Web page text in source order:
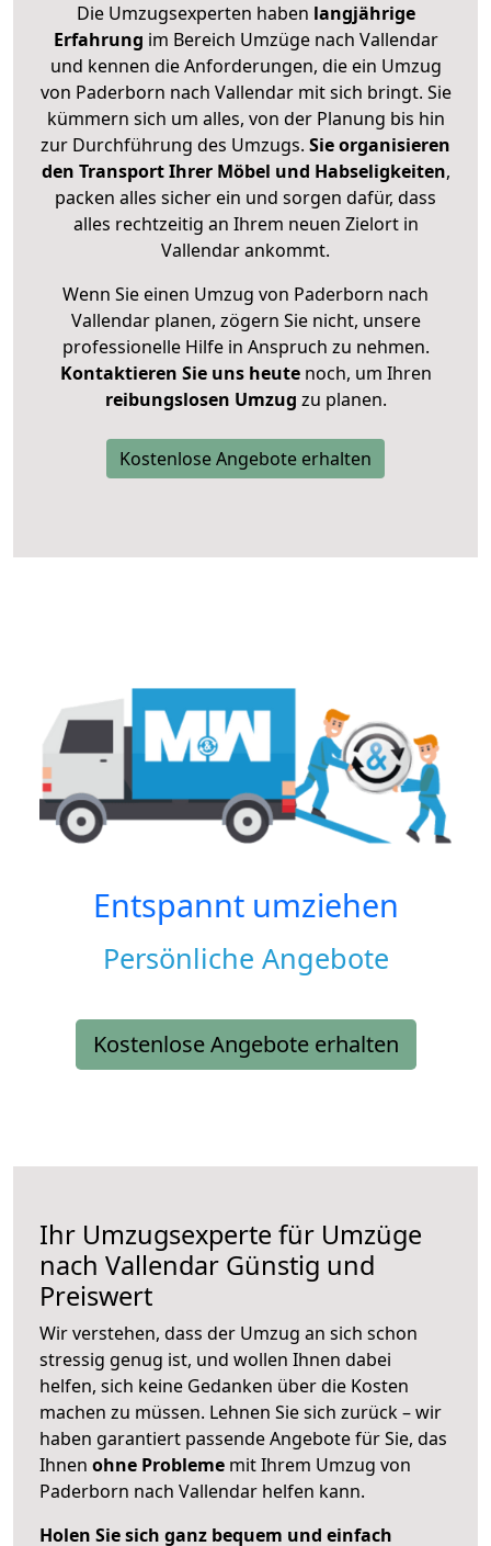
Die Umzugsexperten haben langjährige
Erfahrung im Bereich Umzüge nach Vallendar
und kennen die Anforderungen, die ein Umzug
von Paderborn nach Vallendar mit sich bringt. Sie
kümmern sich um alles, von der Planung bis hin
zur Durchführung des Umzugs. Sie organisieren
den Transport Ihrer Möbel und Habseligkeiten,
packen alles sicher ein und sorgen dafür, dass
alles rechtzeitig an Ihrem neuen Zielort in
Vallendar ankommt.
Wenn Sie einen Umzug von Paderborn nach
Vallendar planen, zögern Sie nicht, unsere
professionelle Hilfe in Anspruch zu nehmen.
Kontaktieren Sie uns heutenoch, um Ihren
reibungslosen Umzug zu planen.
Kostenlose Angebote erhalten
Entspannt umziehen
Persönliche Angebote
Kostenlose Angebote erhalten
Ihr Umzugsexperte für Umzüge
nach Vallendar Günstig und
Preiswert
Wir verstehen, dass der Umzug an sich schon
stressig genug ist, und wollen Ihnen dabei
helfen, sich keine Gedanken über die Kosten
machen zu müssen. Lehnen Sie sich zurück – wir
haben garantiert passende Angebote für Sie, das
Ihnen ohne Probleme mit Ihrem Umzug von
Paderborn nach Vallendar helfen kann.
Holen Sie sich ganz bequem und einfach